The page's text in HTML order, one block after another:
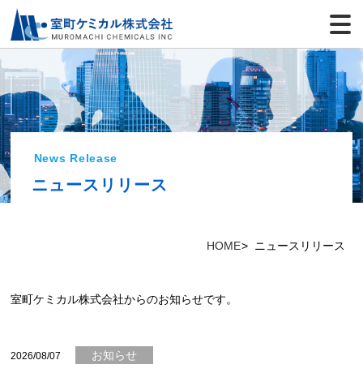
HOME ニュースリリース
News Release
ニュースリリース
室町ケミカル株式会社からのお知らせです。
2026/08/07 お知らせ